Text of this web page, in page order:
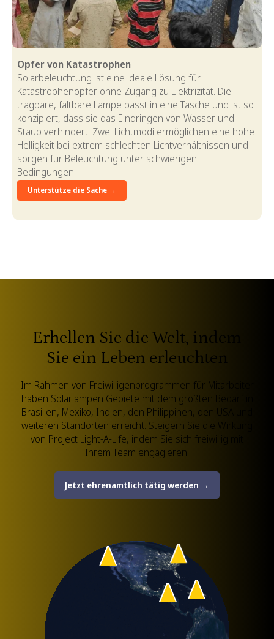
Opfer von Katastrophen
Solarbeleuchtung ist eine ideale Lösung für
Katastrophenopfer ohne Zugang zu Elektrizität. Die
tragbare, faltbare Lampe passt in eine Tasche und ist so
konzipiert, dass sie das Eindringen von Wasser und
Staub verhindert. Zwei Lichtmodi ermöglichen eine hohe
Helligkeit bei extrem schlechten Lichtverhältnissen und
sorgen für Beleuchtung unter schwierigen
Bedingungen.
Unterstütze die Sache →
Erhellen Sie die Welt, indem
Sie ein Leben erleuchten
Im Rahmen von Freiwilligenprogrammen für Mitarbeiter
haben Solarlampen Gebiete mit dem größten Bedarf in
Brasilien, Mexiko, Indien, den Philippinen, den USA und
weiteren Standorten erreicht. Steigern Sie die Wirkung
von Project Light-A-Life, indem Sie sich freiwillig mit
Ihrem Team engagieren.
Jetzt ehrenamtlich tätig werden →